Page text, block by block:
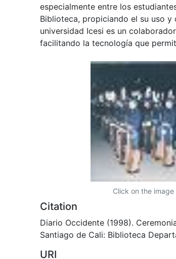
especialmente entre los
Biblioteca, propiciando el su uso y
universidad Icesi es un
facilitando la tecnología que
Click on the
Citation
Diario Occidente (1998).
Santiago de Cali: Biblioteca
URI